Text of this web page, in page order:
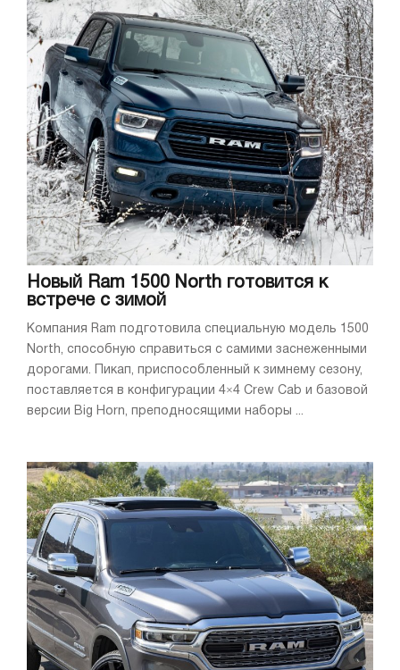
Новый Ram 1500 North готовится к
встрече с зимой
Компания Ram подготовила специальную модель 1500
North, способную справиться с самими заснеженными
дорогами. Пикап, приспособленный к зимнему сезону,
поставляется в конфигурации 4×4 Crew Cab и базовой
версии Big Horn, преподносящими наборы ...